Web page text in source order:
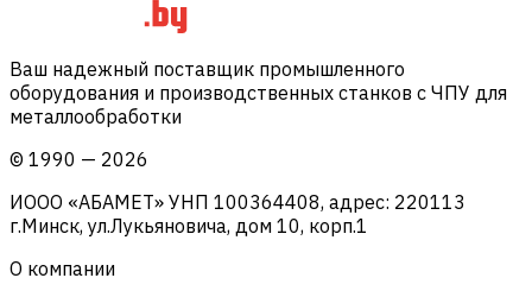
Ваш надежный поставщик промышленного
оборудования и производственных станков с ЧПУ для
металлообработки
© 1990 — 2026
ИООО «АБАМЕТ» УНП 100364408, адрес: 220113
г.Минск, ул.Лукьяновича, дом 10, корп.1
О компании